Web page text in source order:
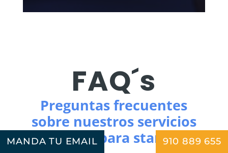
FAQ´s
Preguntas frecuentes
sobre nuestros servicios
jurídicos para startups910 889 655
MANDA TU EMAIL